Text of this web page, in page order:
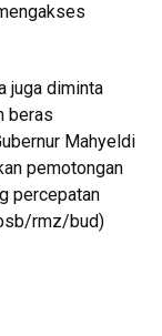
juga diminta
beras
Mahyeldi
pemotongan
percepatan
rmz/bud)